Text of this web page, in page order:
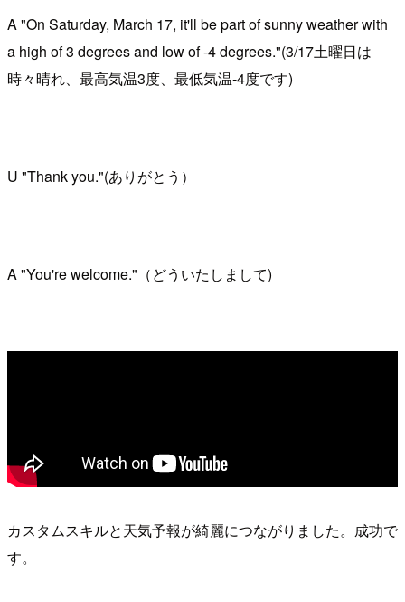
A "On Saturday, March 17, it'll be part of sunny weather with
a high of 3 degrees and low of -4 degrees."(3/17土曜日は
時々晴れ、最高気温3度、最低気温-4度です)
U "Thank you."(ありがとう）
A "You're welcome."（どういたしまして)
カスタムスキルと天気予報が綺麗につながりました。成功で
す。